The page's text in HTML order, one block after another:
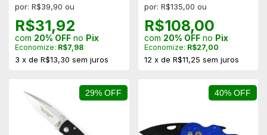
por: R$39,90 ou
R$31,92
com 20% OFF no Pix
Economize: R$7,98
3 x de R$13,30 sem juros
por: R$135,00 ou
R$108,00
com 20% OFFno Pix
Economize: R$27,00
12 x de R$11,25 sem juros
29% OFF 40% OFF